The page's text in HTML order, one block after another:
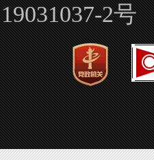
19031037-2号